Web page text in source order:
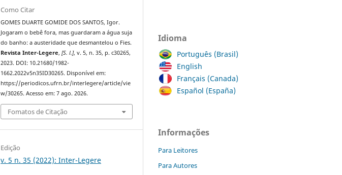
Como Citar
GOMES DUARTE GOMIDE DOS SANTOS, Igor.
Jogaram o bebê fora, mas guardaram a água suja
do banho: a austeridade que desmantelou o Fies.
Revista Inter-Legere,[S. l.], v. 5, n. 35, p. c30265,
2023. DOI: 10.21680/1982-
1662.2022v5n35ID30265. Disponível em:
https://periodicos.ufrn.br/interlegere/article/vie
w/30265. Acesso em: 7 ago. 2026.
Fomatos de Citação
Edição
v. 5 n. 35 (2022): Inter-Legere
Idioma
Português (Brasil)
English
Français (Canada)
Español (España)
Informações
Para Leitores
Para Autores